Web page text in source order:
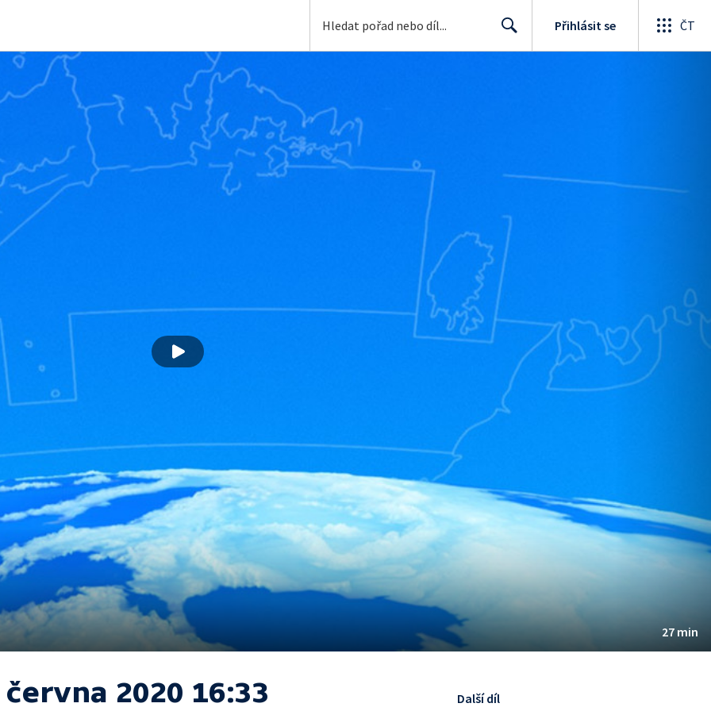
Přihlásit se ČT
27 min
června 2020 16:33 Další díl